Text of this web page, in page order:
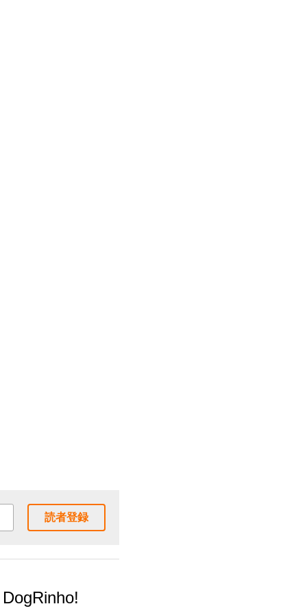
読者登録